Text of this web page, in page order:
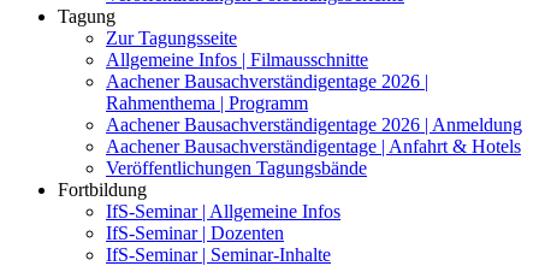
Tagung
Zur Tagungsseite
Allgemeine Infos | Filmausschnitte
Aachener Bausachverständigentage 2026 |
Rahmenthema | Programm
Aachener Bausachverständigentage 2026 | Anmeldung
Aachener Bausachverständigentage | Anfahrt & Hotels
Veröffentlichungen Tagungsbände
Fortbildung
IfS-Seminar | Allgemeine Infos
IfS-Seminar | Dozenten
IfS-Seminar | Seminar-Inhalte